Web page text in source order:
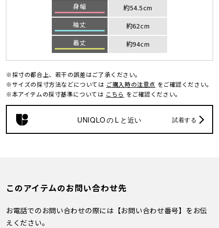
身幅
約54.5cm
袖丈
約62cm
着丈
約94cm
※採寸の都合上、若干の誤差はご了承ください。
※サイズの採寸方法などについては ご購入時の注意点 をご確認ください。
※本アイテムの採寸基準については こちら をご確認ください。
UNIQLOの L と近い 試着する
このアイテムのお問い合わせ先
お電話でのお問い合わせの際には【お問い合わせ番号】をお伝
えください。